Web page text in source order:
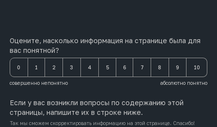
Оцените, насколько информация на странице была для
вас понятной?
0 1 2 3 4 5 6 7 8 9 10
совершенно непонятно абсолютно понятно
Если у вас возникли вопросы по содержанию этой
страницы, напишите их в строке ниже.
Так мы сможем скорректировать информацию на этой странице. Спасибо!